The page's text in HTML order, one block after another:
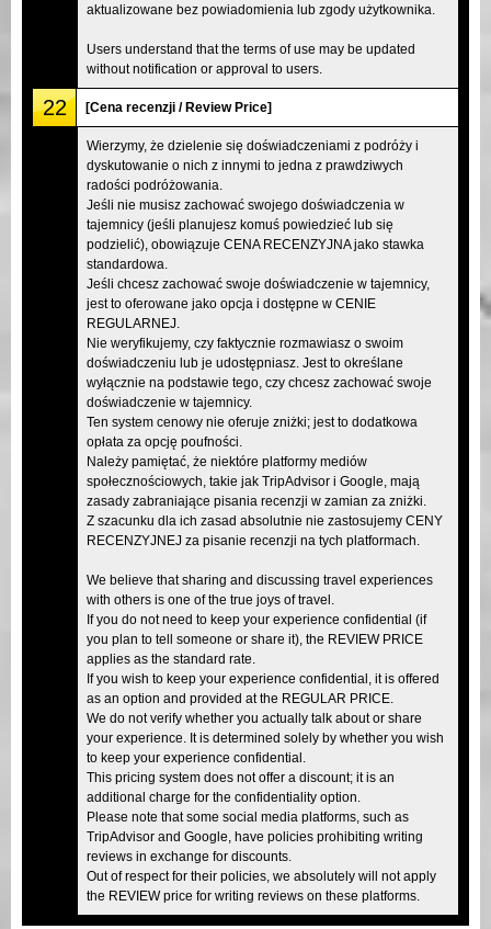
aktualizowane bez powiadomienia lub zgody użytkownika.
Users understand that the terms of use may be updated
without notification or approval to users.
22 [Cena recenzji / Review Price]
Wierzymy, że dzielenie się doświadczeniami z podróży i
dyskutowanie o nich z innymi to jedna z prawdziwych
radości podróżowania.
Jeśli nie musisz zachować swojego doświadczenia w
tajemnicy (jeśli planujesz komuś powiedzieć lub się
podzielić), obowiązuje CENA RECENZYJNA jako stawka
standardowa.
Jeśli chcesz zachować swoje doświadczenie w tajemnicy,
jest to oferowane jako opcja i dostępne w CENIE
REGULARNEJ.
Nie weryfikujemy, czy faktycznie rozmawiasz o swoim
doświadczeniu lub je udostępniasz. Jest to określane
wyłącznie na podstawie tego, czy chcesz zachować swoje
doświadczenie w tajemnicy.
Ten system cenowy nie oferuje zniżki; jest to dodatkowa
opłata za opcję poufności.
Należy pamiętać, że niektóre platformy mediów
społecznościowych, takie jak TripAdvisor i Google, mają
zasady zabraniające pisania recenzji w zamian za zniżki.
Z szacunku dla ich zasad absolutnie nie zastosujemy CENY
RECENZYJNEJ za pisanie recenzji na tych platformach.
We believe that sharing and discussing travel experiences
with others is one of the true joys of travel.
If you do not need to keep your experience confidential (if
you plan to tell someone or share it), the REVIEW PRICE
applies as the standard rate.
If you wish to keep your experience confidential, it is offered
as an option and provided at the REGULAR PRICE.
We do not verify whether you actually talk about or share
your experience. It is determined solely by whether you wish
to keep your experience confidential.
This pricing system does not offer a discount; it is an
additional charge for the confidentiality option.
Please note that some social media platforms, such as
TripAdvisor and Google, have policies prohibiting writing
reviews in exchange for discounts.
Out of respect for their policies, we absolutely will not apply
the REVIEW price for writing reviews on these platforms.